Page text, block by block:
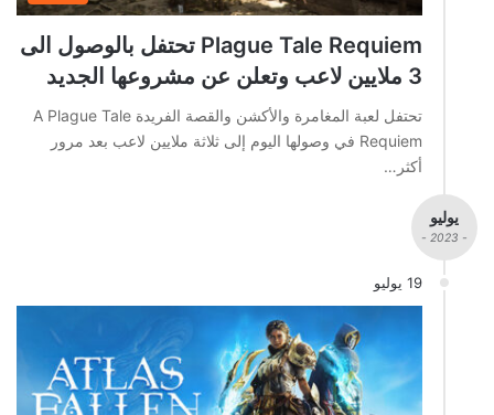
Plague Tale Requiem تحتفل بالوصول الى
3 ملايين لاعب وتعلن عن مشروعها الجديد
تحتفل لعبة المغامرة والأكشن والقصة الفريدة A Plague Tale
Requiem في وصولها اليوم إلى ثلاثة ملايين لاعب بعد مرور
أكثر…
يوليو
- 2023 -
19 يوليو